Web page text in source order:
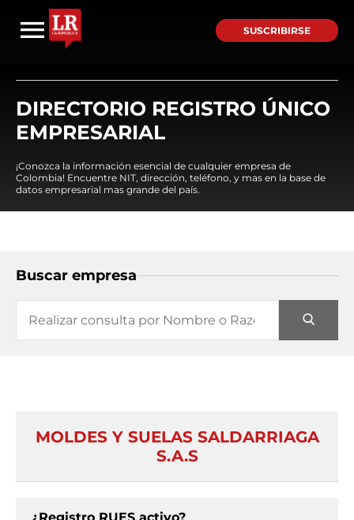
SUSCRIBIRSE
DIRECTORIO REGISTRO ÚNICO
EMPRESARIAL
¡Conozca la información esencial de cualquier empresa de
Colombia! Encuentre NIT, dirección, teléfono, y mas en la base de
datos empresarial mas grande del país.
Buscar empresa
MOLDES Y SUELAS SALDARRIAGA
S.A.S